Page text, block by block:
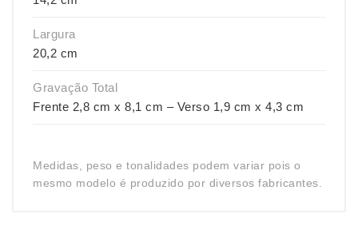
Largura
20,2 cm
Gravação Total
Frente 2,8 cm x 8,1 cm – Verso 1,9 cm x 4,3 cm
Medidas, peso e tonalidades podem variar pois o
mesmo modelo é produzido por diversos fabricantes.